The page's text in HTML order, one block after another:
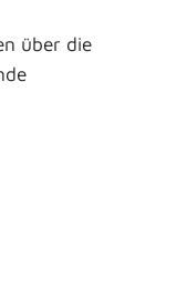
über die